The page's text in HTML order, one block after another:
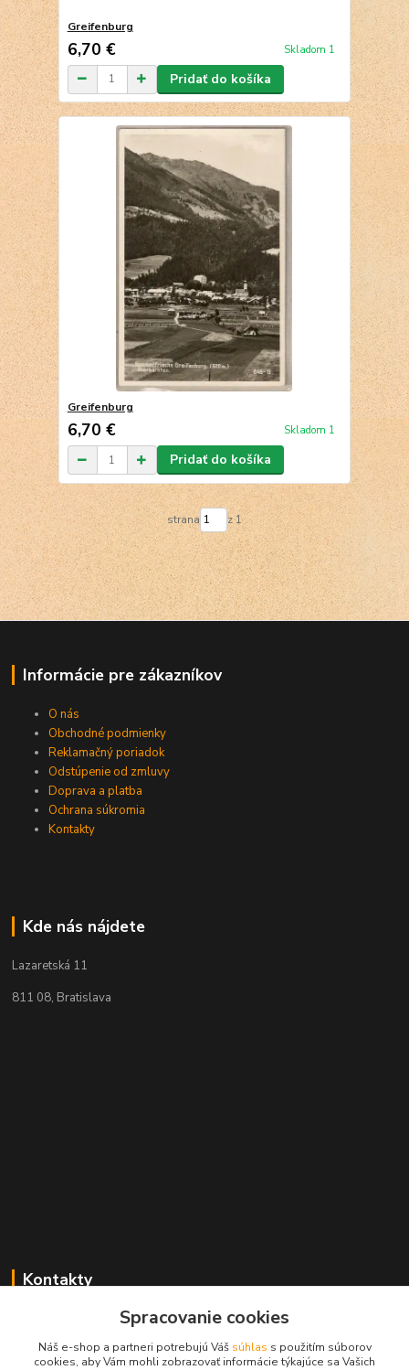
Greifenburg
6,70 € Skladom 1
Pridať do košíka
Greifenburg
6,70 € Skladom 1
Pridať do košíka
strana z 1
Informácie pre zákazníkov
O nás
Obchodné podmienky
Reklamačný poriadok
Odstúpenie od zmluvy
Doprava a platba
Ochrana súkromia
Kontakty
Kde nás nájdete
Lazaretská 11
811 08, Bratislava
Kontakty
+421 2 529 67 411
(Po - Pia: 10:00 - 17:30)
Spracovanie cookies
Náš e-shop a partneri potrebujú Váš súhlas s použitím súborov
cookies, aby Vám mohli zobrazovať informácie týkajúce sa Vašich